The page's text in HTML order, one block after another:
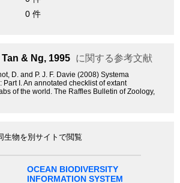
0 件
Tan & Ng, 1995 に関する参考文献
D. and P. J. F. Davie (2008) Systema
Part I. An annotated checklist of extant
of the world. The Raffles Bulletin of Zoology,
生物を別サイトで閲覧
OCEAN BIODIVERSITY
INFORMATION SYSTEM